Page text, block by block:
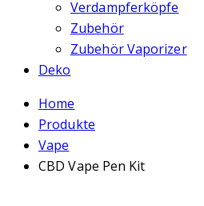
Verdampferköpfe
Zubehör
Zubehör Vaporizer
Deko
Home
Produkte
Vape
CBD Vape Pen Kit